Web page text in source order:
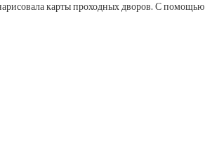
карты проходных дворов. С